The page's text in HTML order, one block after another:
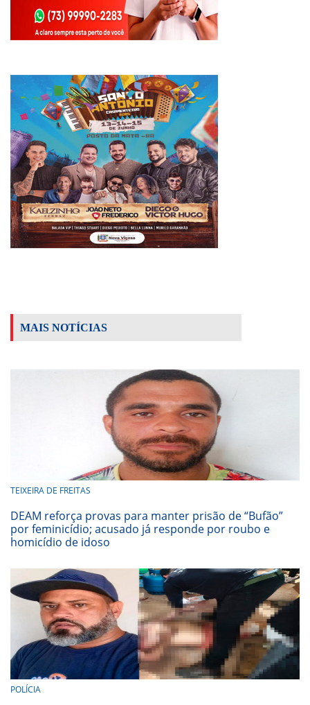
MAIS NOTÍCIAS
TEIXEIRA DE FREITAS
DEAM reforça provas para manter prisão de “Bufão”
por feminicídio; acusado já responde por roubo e
homicídio de idoso
POLÍCIA